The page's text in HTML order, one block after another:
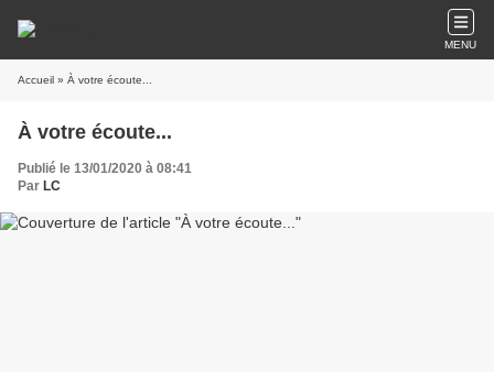
MENU
Accueil » À votre écoute...
À votre écoute...
Publié le 13/01/2020 à 08:41
Par LC